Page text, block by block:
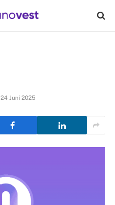
24 Juni 2025